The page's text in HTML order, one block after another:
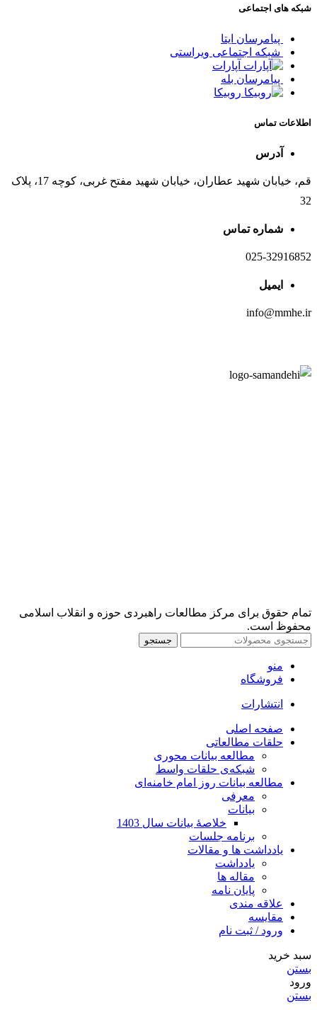
شبکه های اجتماعی
پیامرسان ایتا
شبکه اجتماعی ویراستی
آپارات
پیامرسان بله
روبیکا
اطلاعات تماس
آدرس
قم، خیابان شهید عطاران، خیابان شهید مفتح غربی، کوچه 17، پلاک
32
شماره تماس
025-32916852
ایمیل
info@mmhe.ir
تمام حقوق برای مرکز مطالعات راهبردی حوزه و انقلاب اسلامی
محفوظ است.
جستجو
منو
فروشگاه
انتشارات
صفحه اصلی
حلقات مطالعاتی
مطالعه بیانات محوری
شبکه‌ی حلقات واسط
مطالعه بیانات روز امام خامنه‌ای
معرفی
بیانات
خلاصۀ بیانات سال 1403
برنامه جلسات
یادداشت ها و مقالات
یادداشت
مقاله ها
پایان نامه
علاقه مندی
مقایسه
ورود / ثبت نام
سبد خرید
بستن
ورود
بستن